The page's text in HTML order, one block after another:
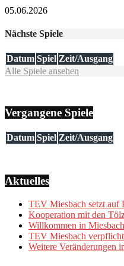
05.06.2026
Nächste Spiele
Datum Spiel Zeit/Ausgang
Alle Spiele ansehen
Vergangene Spiele
Datum Spiel Zeit/Ausgang
Aktuelles
TEV Miesbach setzt auf
Kooperation mit den
Willkommen in
TEV Miesbach
Weitere Veränderungen